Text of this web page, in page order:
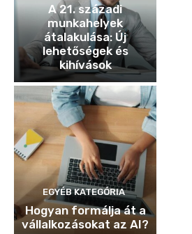
A 21. századi
munkahelyek
átalakulása: Új
lehetőségek és
kihívások
EGYÉB KATEGÓRIA
Hogyan formálja át a
vállalkozásokat az AI?